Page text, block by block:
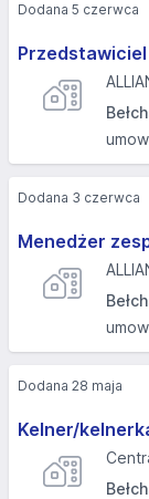
Dodana 5 czerwca
Menedżer
Dodana 3 czerwca
Kelner/
Dodana 28 maja